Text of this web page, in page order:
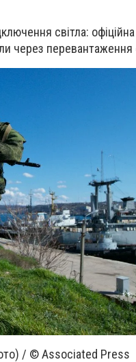
світла:
через
/ © Associated Press